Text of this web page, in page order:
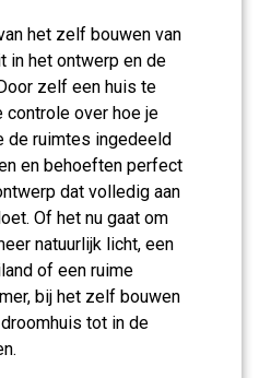
het zelf bouwen van
in het ontwerp en de
zelf een huis te
controle over hoe je
de ruimtes ingedeeld
en behoeften perfect
dat volledig aan
Of het nu gaat om
natuurlijk licht, een
of een ruime
bij het zelf bouwen
tot in de